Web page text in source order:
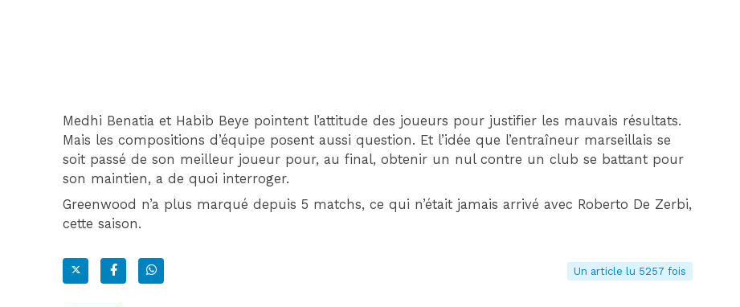
Medhi Benatia et Habib Beye pointent l’attitude des joueurs pour justifier les mauvais résultats.
Mais les compositions d’équipe posent aussi question. Et l’idée que l’entraîneur marseillais se
soit passé de son meilleur joueur pour, au final, obtenir un nul contre un club se battant pour
son maintien, a de quoi interroger.
Greenwood n’a plus marqué depuis 5 matchs, ce qui n’était jamais arrivé avec Roberto De Zerbi,
cette saison.
Un article lu 5257 fois